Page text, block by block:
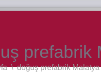
prefabrik
\doğuş prefabrik Malatya